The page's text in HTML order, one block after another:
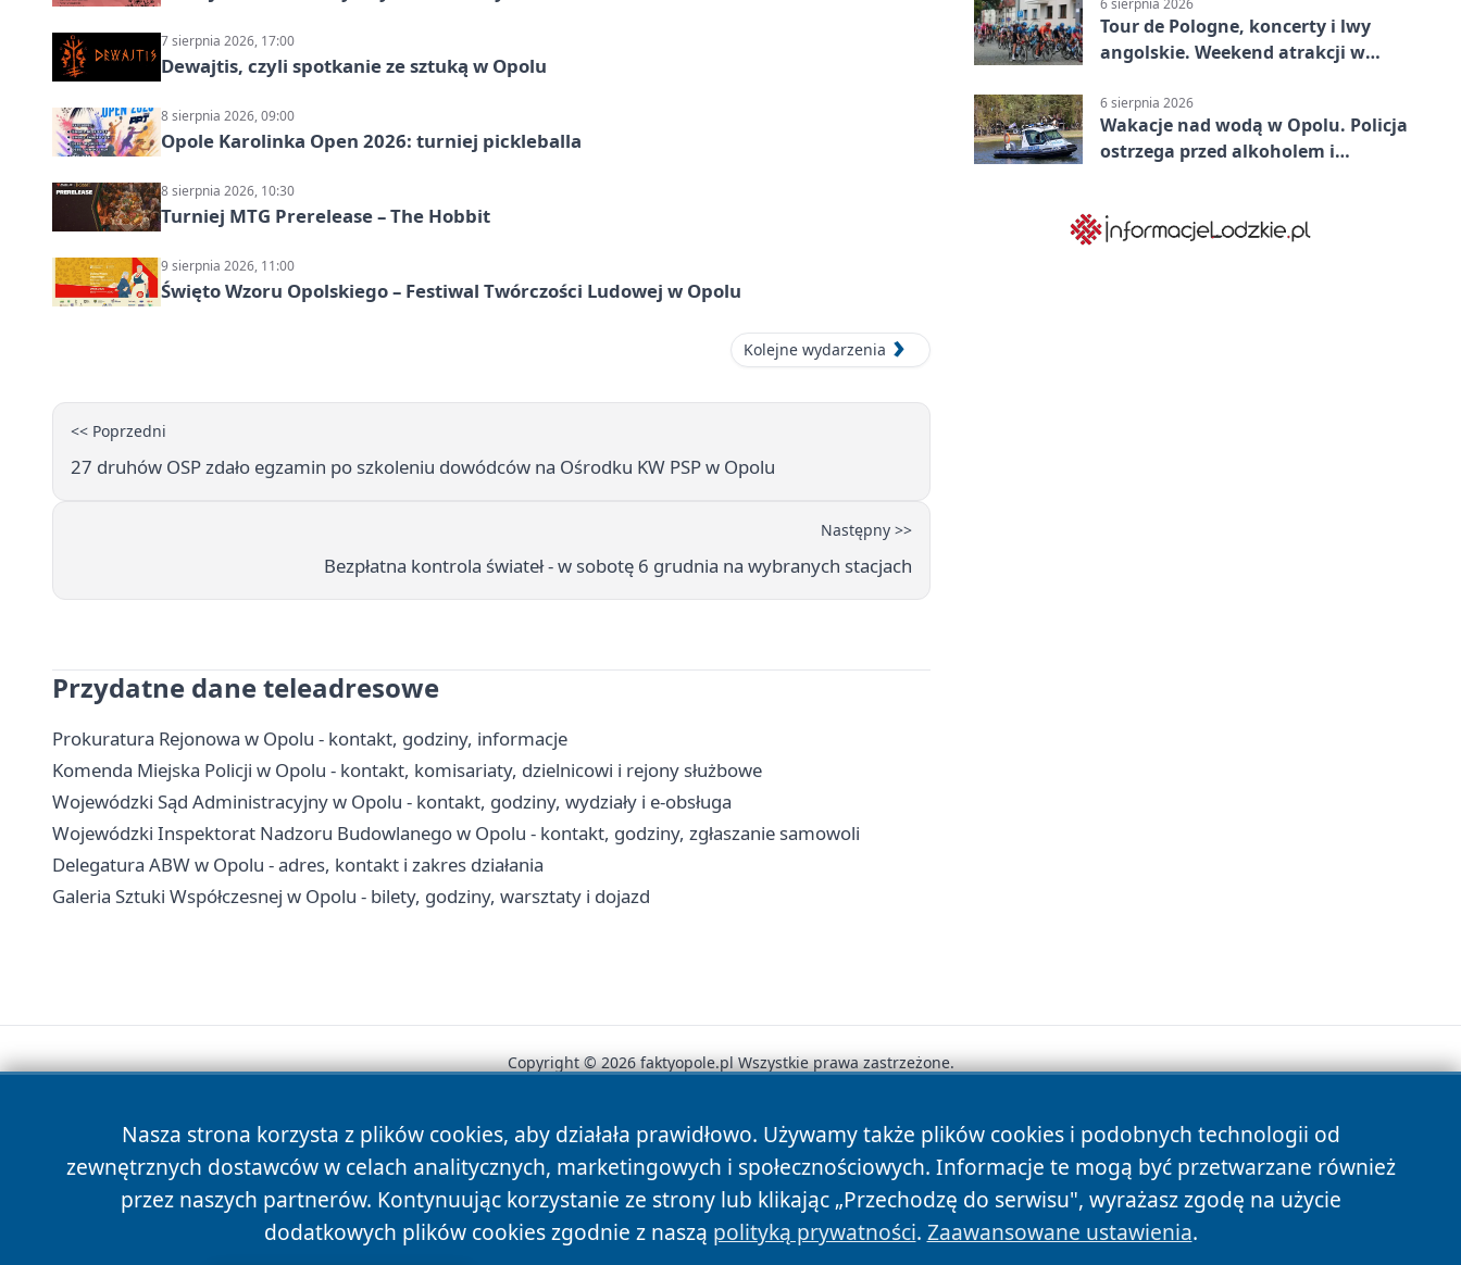
7 sierpnia 2026, 17:00
Dewajtis, czyli spotkanie ze sztuką w Opolu
8 sierpnia 2026, 09:00
Opole Karolinka Open 2026: turniej pickleballa
8 sierpnia 2026, 10:30
Turniej MTG Prerelease – The Hobbit
9 sierpnia 2026, 11:00
Święto Wzoru Opolskiego – Festiwal Twórczości Ludowej w Opolu
Kolejne wydarzenia
<< Poprzedni
27 druhów OSP zdało egzamin po szkoleniu dowódców na Ośrodku KW PSP w Opolu
Następny >>
Bezpłatna kontrola świateł - w sobotę 6 grudnia na wybranych stacjach
Przydatne dane teleadresowe
Prokuratura Rejonowa w Opolu - kontakt, godziny, informacje
Komenda Miejska Policji w Opolu - kontakt, komisariaty, dzielnicowi i rejony służbowe
Wojewódzki Sąd Administracyjny w Opolu - kontakt, godziny, wydziały i e-obsługa
Wojewódzki Inspektorat Nadzoru Budowlanego w Opolu - kontakt, godziny, zgłaszanie samowoli
Delegatura ABW w Opolu - adres, kontakt i zakres działania
Galeria Sztuki Współczesnej w Opolu - bilety, godziny, warsztaty i dojazd
6 sierpnia 2026
Tour de Pologne, koncerty i lwy
angolskie. Weekend atrakcji w
6 sierpnia 2026
Wakacje nad wodą w Opolu. Policja
ostrzega przed alkoholem i
Nasza strona korzysta z plików cookies, aby działała prawidłowo. Używamy także plików cookies i podobnych technologii od
zewnętrznych dostawców w celach analitycznych, marketingowych i społecznościowych. Informacje te mogą być przetwarzane również
przez naszych partnerów. Kontynuując korzystanie ze strony lub klikając „Przechodzę do serwisu", wyrażasz zgodę na użycie
dodatkowych plików cookies zgodnie z naszą polityką prywatności. Zaawansowane ustawienia.
Copyright © 2026 faktyopole.pl Wszystkie prawa zastrzeżone.
News Autorzy Polityka Prywatności Polityka Cookies